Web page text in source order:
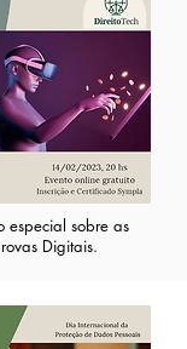
especial sobre as
Digitais.